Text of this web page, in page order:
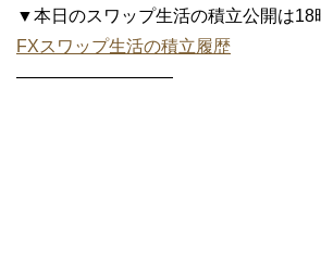
▼本日のスワップ生活の積立公開は
FXスワップ生活の積立履歴
—————————